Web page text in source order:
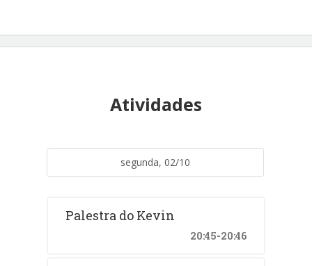
Atividades
segunda, 02/10
Palestra do Kevin
20:45-20:46